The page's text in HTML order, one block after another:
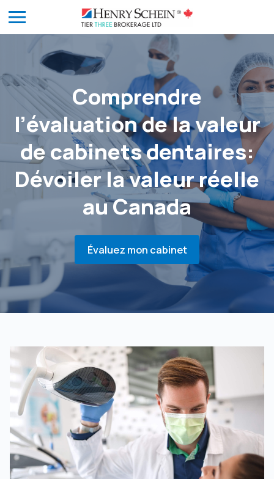
Comprendre
l’évaluation de la valeur
de cabinets dentaires:
Dévoiler la valeur réelle
au Canada
Évaluez mon cabinet